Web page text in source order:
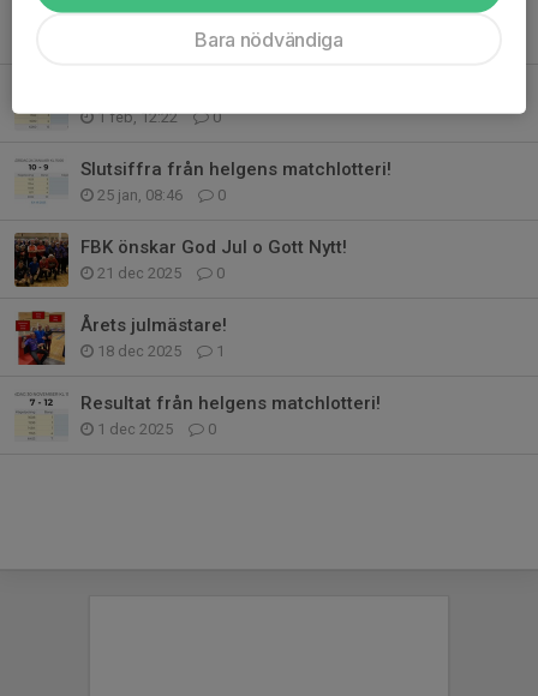
Slutsiffra!
0
1 feb, 12:22 0
Slutsiffra från helgens matchlotteri!
25 jan, 08:46 0
FBK önskar God Jul o Gott Nytt!
21 dec 2025 0
Årets julmästare!
18 dec 2025 1
Resultat från helgens matchlotteri!
1 dec 2025 0
Bara nödvändiga